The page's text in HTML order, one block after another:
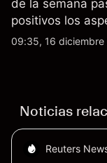
de la semana
positivos los
que en el
09:35, 16
Noticias
Reuters